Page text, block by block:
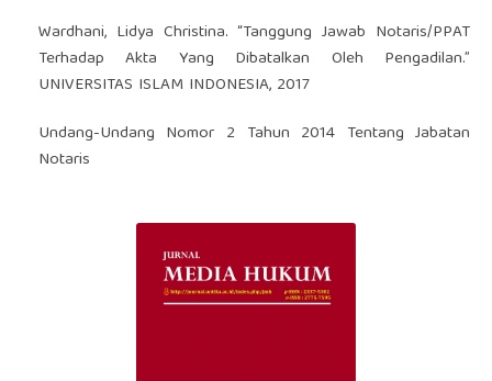
Wardhani, Lidya Christina. “Tanggung Jawab Notaris/PPAT
Terhadap Akta Yang Dibatalkan Oleh Pengadilan.”
UNIVERSITAS ISLAM INDONESIA, 2017
Undang-Undang Nomor 2 Tahun 2014 Tentang Jabatan
Notaris